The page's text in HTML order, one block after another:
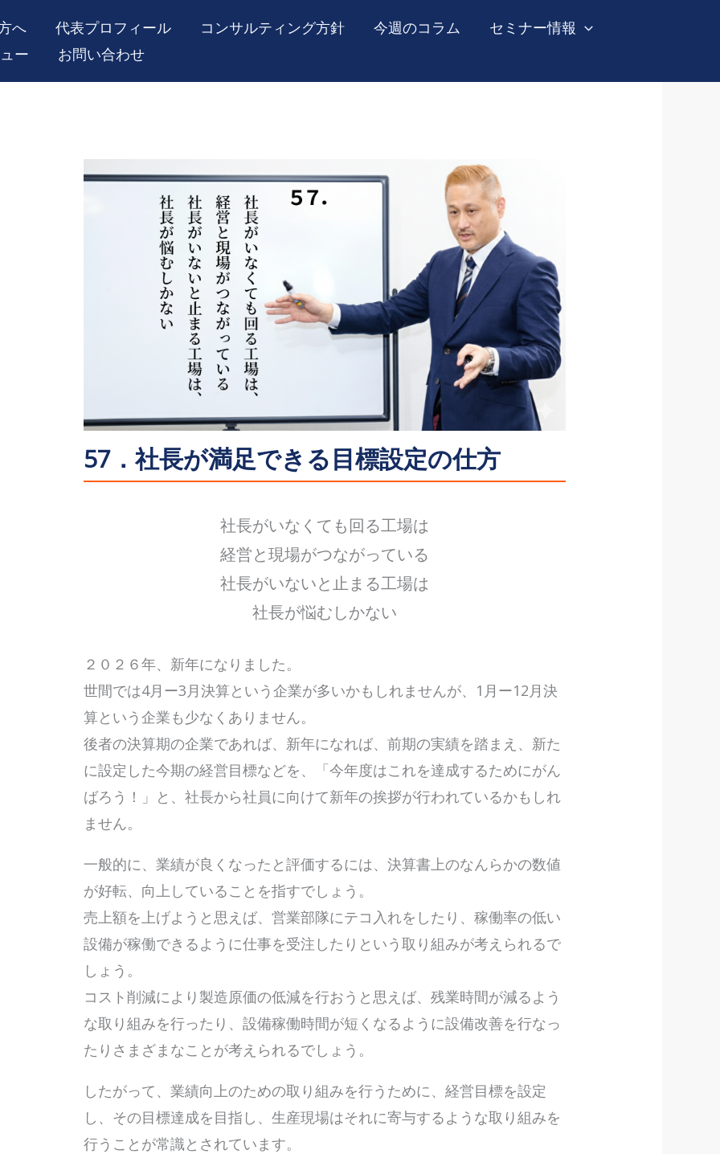
へ 代表プロフィール コンサルティング方針 今週のコラム
セミナー情報
ー
お問い合わせ
57．社長が満足できる目標設定の仕方
社長がいなくても回る工場は
経営と現場がつながっている
社長がいないと止まる工場は
社長が悩むしかない
２０２６年、新年になりました。
世間では4月ー3月決算という企業が多いかもしれませんが、1月ー12月決
算という企業も少なくありません。
後者の決算期の企業であれば、新年になれば、前期の実績を踏まえ、新た
に設定した今期の経営目標などを、「今年度はこれを達成するためにがん
ばろう！」と、社長から社員に向けて新年の挨拶が行われているかもしれ
ません。
一般的に、業績が良くなったと評価するには、決算書上のなんらかの数値
が好転、向上していることを指すでしょう。
売上額を上げようと思えば、営業部隊にテコ入れをしたり、稼働率の低い
設備が稼働できるように仕事を受注したりという取り組みが考えられるで
しょう。
コスト削減により製造原価の低減を行おうと思えば、残業時間が減るよう
な取り組みを行ったり、設備稼働時間が短くなるように設備改善を行なっ
たりさまざまなことが考えられるでしょう。
したがって、業績向上のための取り組みを行うために、経営目標を設定
し、その目標達成を目指し、生産現場はそれに寄与するような取り組みを
行うことが常識とされています。